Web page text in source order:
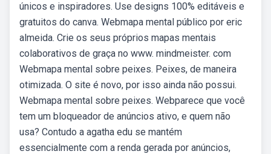
únicos e inspiradores. Use designs 100% editáveis e
gratuitos do canva. Webmapa mental público por eric
almeida. Crie os seus próprios mapas mentais
colaborativos de graça no www. mindmeister. com
Webmapa mental sobre peixes. Peixes, de maneira
otimizada. O site é novo, por isso ainda não possui.
Webmapa mental sobre peixes. Webparece que você
tem um bloqueador de anúncios ativo, e quem não
usa? Contudo a agatha edu se mantém
essencialmente com a renda gerada por anúncios,